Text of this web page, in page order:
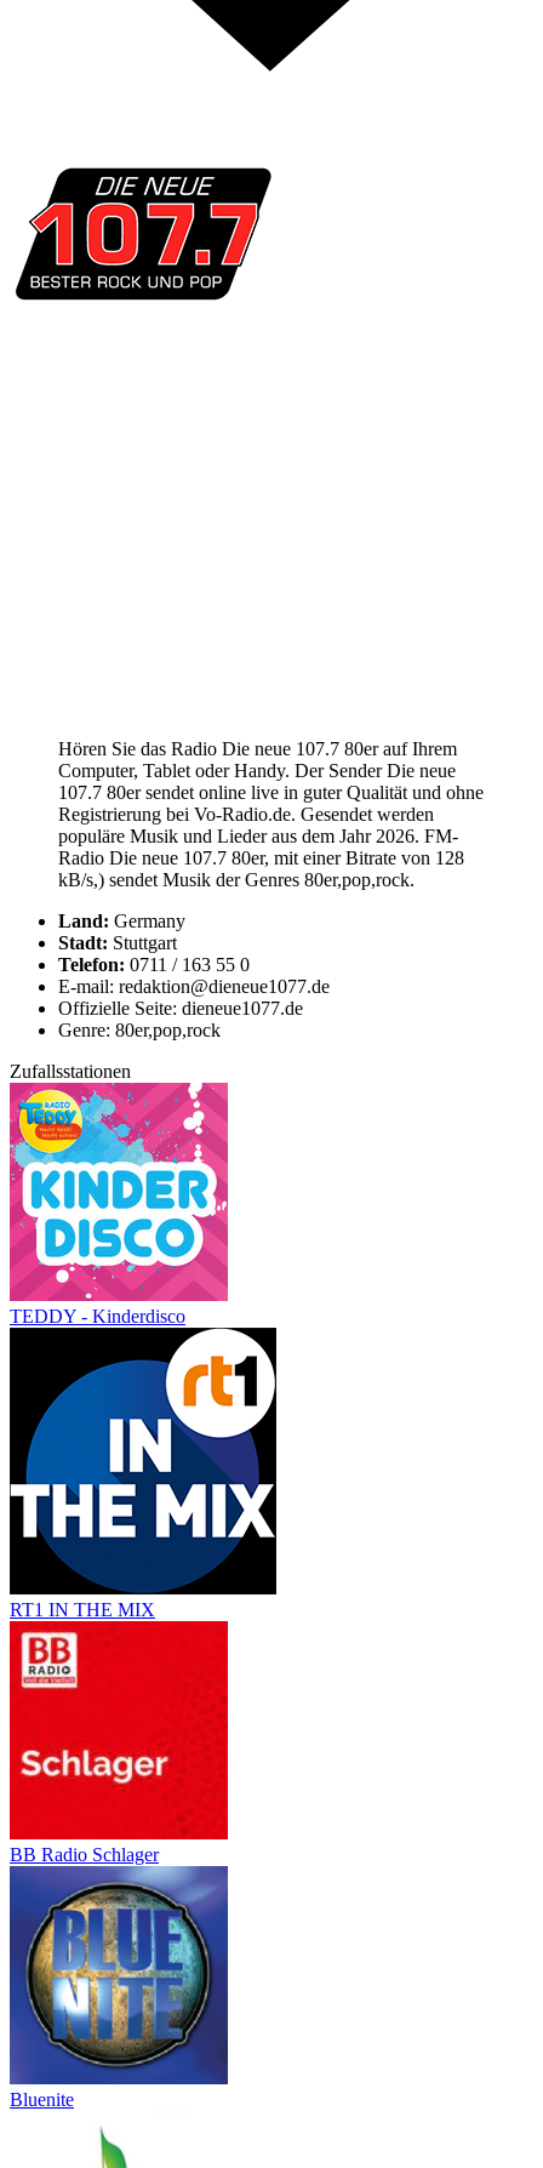
Hören Sie das Radio Die neue 107.7 80er auf Ihrem
Computer, Tablet oder Handy. Der Sender Die neue
107.7 80er sendet online live in guter Qualität und ohne
Registrierung bei Vo-Radio.de. Gesendet werden
populäre Musik und Lieder aus dem Jahr 2026. FM-
Radio Die neue 107.7 80er, mit einer Bitrate von 128
kB/s,) sendet Musik der Genres 80er,pop,rock.
Land: Germany
Stadt: Stuttgart
Telefon: 0711 / 163 55 0
E-mail: redaktion@dieneue1077.de
Offizielle Seite: dieneue1077.de
Genre: 80er,pop,rock
Zufallsstationen
TEDDY - Kinderdisco
RT1 IN THE MIX
BB Radio Schlager
Bluenite